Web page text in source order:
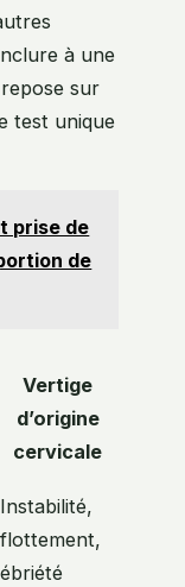
à une
sur
test unique
prise de
de
Vertige
d’origine
cervicale
Instabilité,
flottement,
ébriété